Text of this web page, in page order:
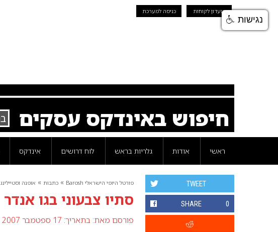
מועדון לקוחות כניסה למערכת
חיפוש באינדקס עסקים
ראשי אודות גלריות בראש לוח דרושים אינדקס
פורטל היופי הישראלי Barosh » כתבות » אופנה וסטיילינג
סתיו צבעוני בגו אנדר
פורסם מאת: בתאריך: 17 ספטמבר 2007
TWEET
SHARE 0
נגישות